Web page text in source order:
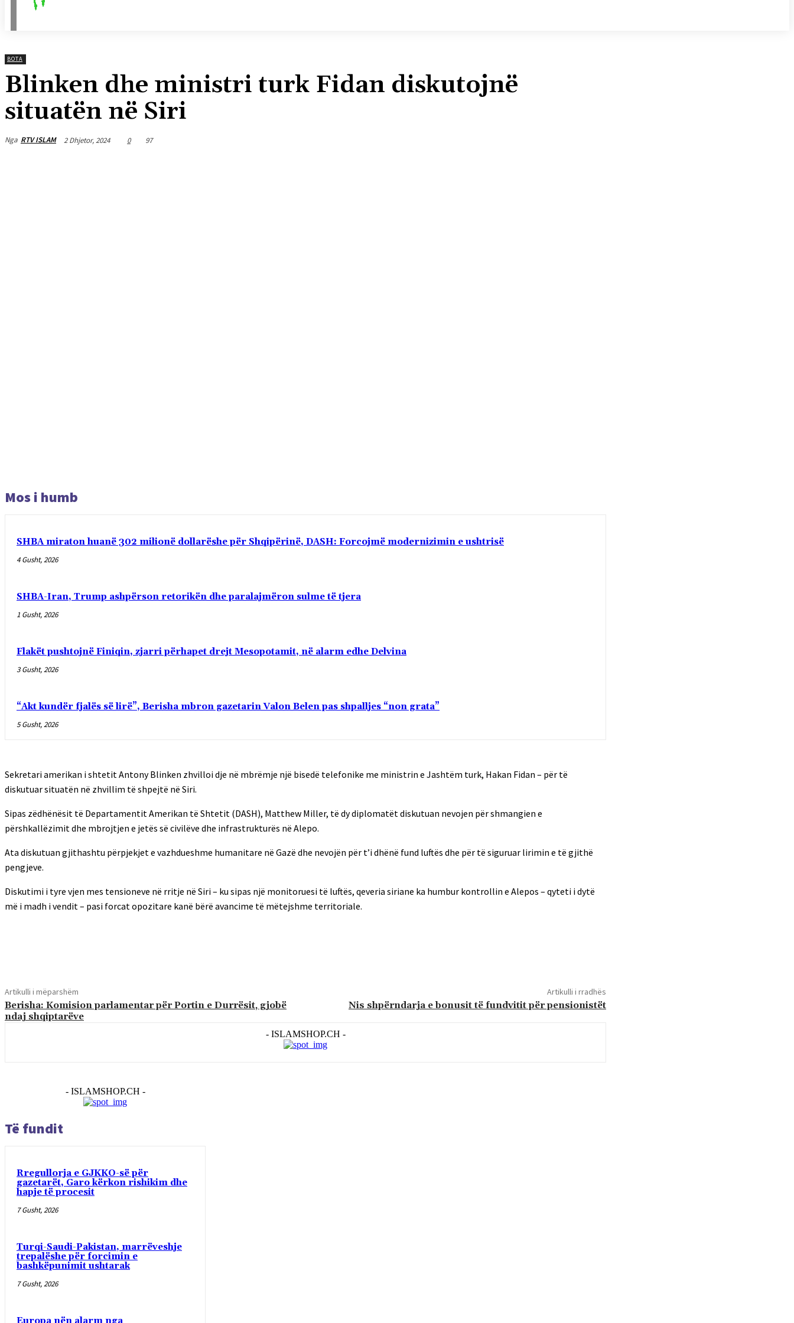
BOTA
Blinken dhe ministri turk Fidan diskutojnë
situatën në Siri
Nga RTV ISLAM 2 Dhjetor, 2024 0 97
Mos i humb
SHBA miraton huanë 302 milionë dollarëshe për Shqipërinë, DASH: Forcojmë modernizimin e ushtrisë
4 Gusht, 2026
SHBA-Iran, Trump ashpërson retorikën dhe paralajmëron sulme të tjera
1 Gusht, 2026
Flakët pushtojnë Finiqin, zjarri përhapet drejt Mesopotamit, në alarm edhe Delvina
3 Gusht, 2026
“Akt kundër fjalës së lirë”, Berisha mbron gazetarin Valon Belen pas shpalljes “non grata”
5 Gusht, 2026
Sekretari amerikan i shtetit Antony Blinken zhvilloi dje në mbrëmje një bisedë telefonike me ministrin e Jashtëm turk, Hakan Fidan – për të
diskutuar situatën në zhvillim të shpejtë në Siri.
Sipas zëdhënësit të Departamentit Amerikan të Shtetit (DASH), Matthew Miller, të dy diplomatët diskutuan nevojen për shmangien e
përshkallëzimit dhe mbrojtjen e jetës së civilëve dhe infrastrukturës në Alepo.
Ata diskutuan gjithashtu përpjekjet e vazhdueshme humanitare në Gazë dhe nevojën për t’i dhënë fund luftës dhe për të siguruar lirimin e të gjithë
pengjeve.
Diskutimi i tyre vjen mes tensioneve në rritje në Siri – ku sipas një monitoruesi të luftës, qeveria siriane ka humbur kontrollin e Alepos – qyteti i dytë
më i madh i vendit – pasi forcat opozitare kanë bërë avancime të mëtejshme territoriale.
Artikulli i mëparshëm
Berisha: Komision parlamentar për Portin e Durrësit, gjobë
ndaj shqiptarëve
Artikulli i rradhës
Nis shpërndarja e bonusit të fundvitit për pensionistët
- ISLAMSHOP.CH -
- ISLAMSHOP.CH -
Të fundit
Rregullorja e GJKKO-së për
gazetarët, Garo kërkon rishikim dhe
hapje të procesit
7 Gusht, 2026
Turqi-Saudi-Pakistan, marrëveshje
trepalëshe për forcimin e
bashkëpunimit ushtarak
7 Gusht, 2026